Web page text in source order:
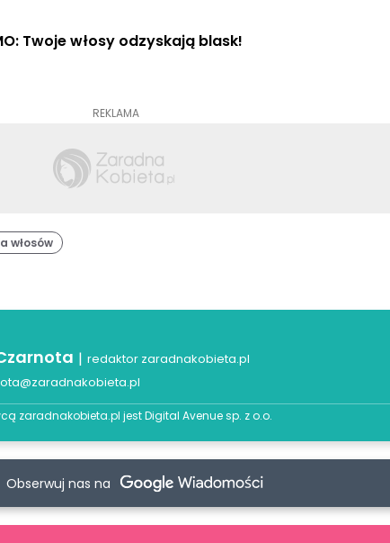
Twoje włosy odzyskają blask!
REKLAMA
włosów
| redaktor zaradnakobieta.pl
zaradnakobieta.pl jestDigital Avenue sp. z o.o.
Obserwuj nas na